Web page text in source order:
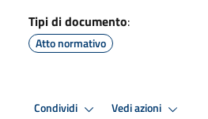
Tipi di documento:
Atto normativo
Condividi Vedi azioni